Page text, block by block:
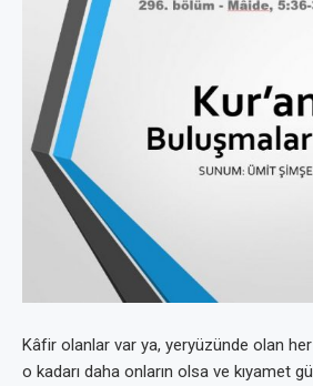
Kâfir olanlar var ya, yeryüzünde olan
o kadarı daha onların olsa ve kıyamet